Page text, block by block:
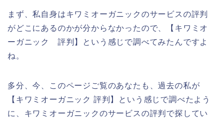
まず、私自身はキワミオーガニックのサービスの評判
がどこにあるのかが分からなかったので、【キワミオ
ーガニック 評判】という感じで調べてみたんですよ
ね。
多分、今、このページご覧のあなたも、過去の私が
【キワミオーガニック 評判】という感じで調べたよう
に、キワミオーガニックのサービスの評判で探してい